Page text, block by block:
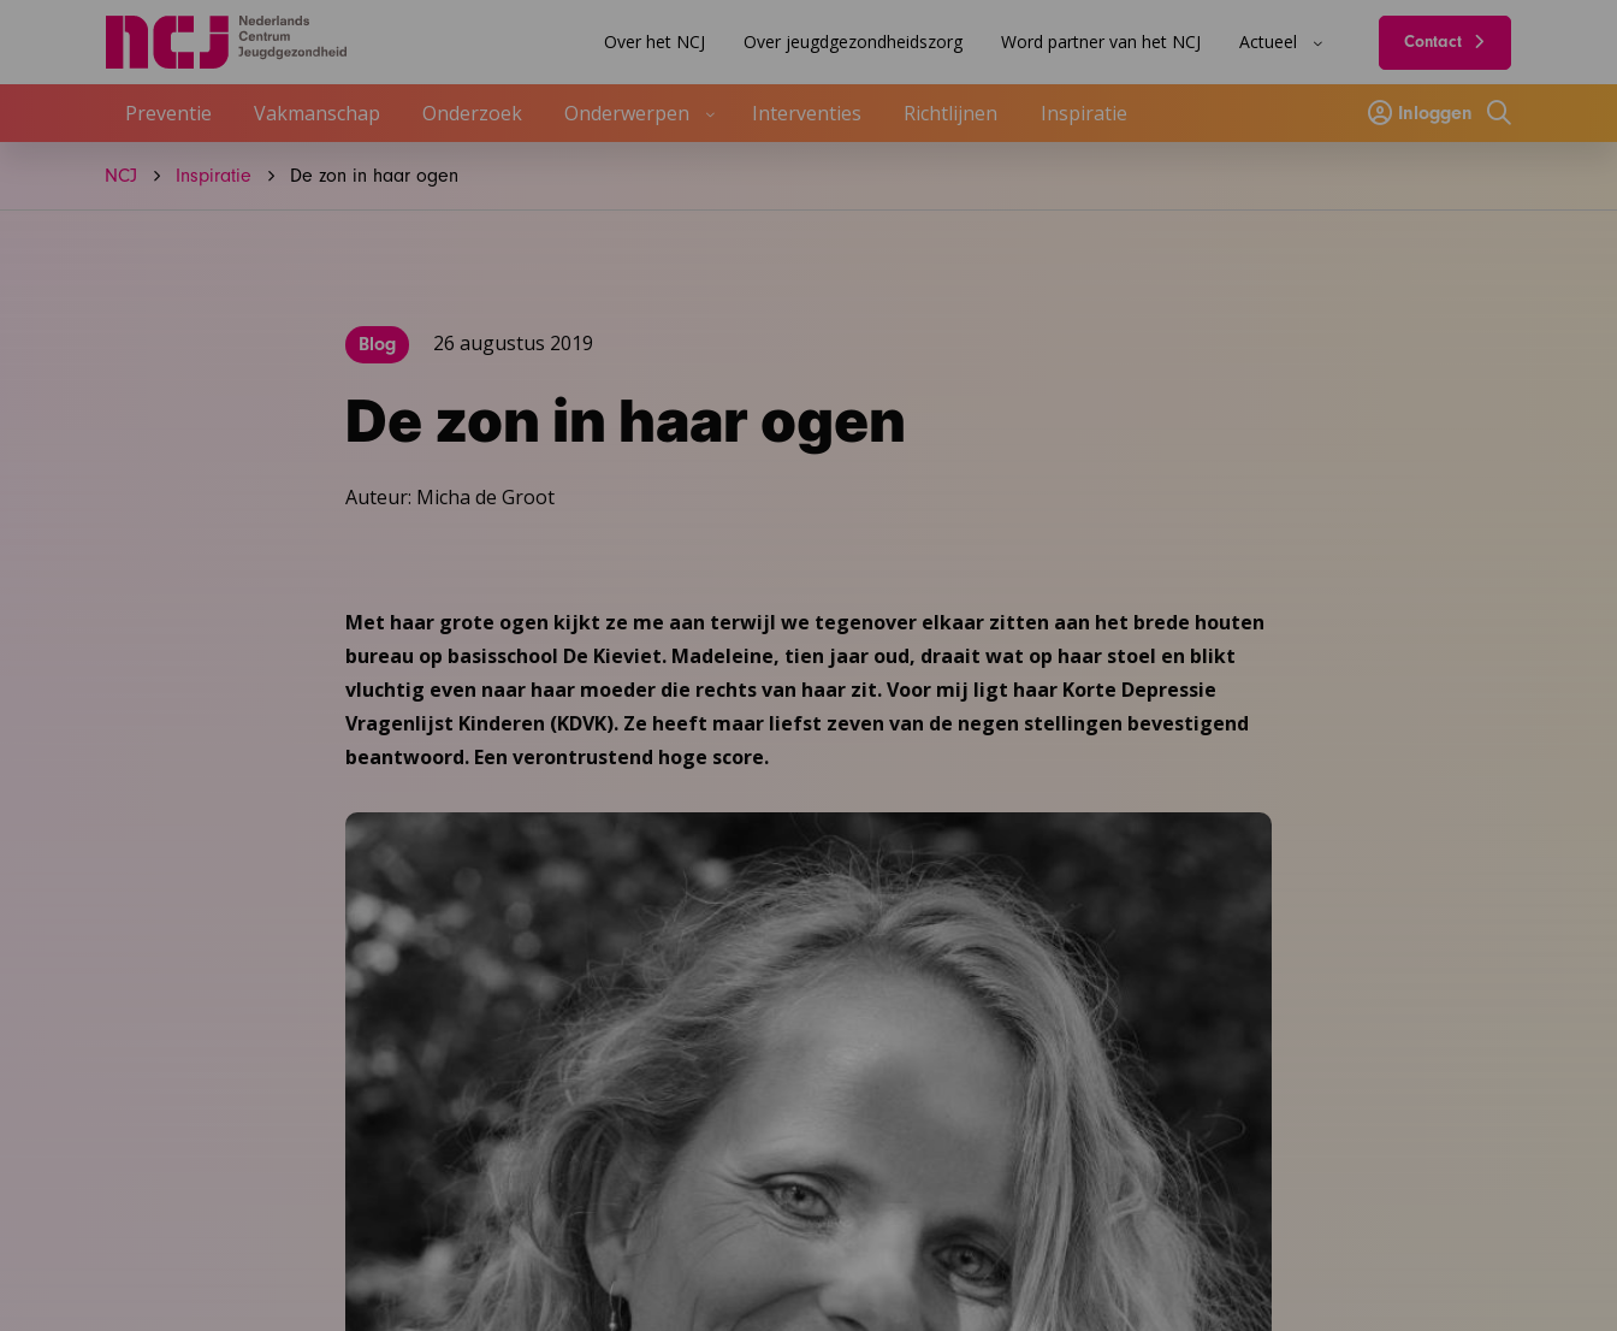
Over het NCJ Over jeugdgezondheidszorg Word partner van het NCJ Actueel Contact
Preventie Vakmanschap Onderzoek Onderwerpen Interventies Richtlijnen Inspiratie Inloggen
Zoeken
NCJ Inspiratie De zon in haar ogen
Blog 26 augustus 2019
De zon in haar ogen
Auteur: Micha de Groot
Met haar grote ogen kijkt ze me aan terwijl we tegenover elkaar zitten aan het brede houten
bureau op basisschool De Kieviet. Madeleine, tien jaar oud, draait wat op haar stoel en blikt
vluchtig even naar haar moeder die rechts van haar zit. Voor mij ligt haar Korte Depressie
Vragenlijst Kinderen (KDVK). Ze heeft maar liefst zeven van de negen stellingen bevestigend
beantwoord. Een verontrustend hoge score.